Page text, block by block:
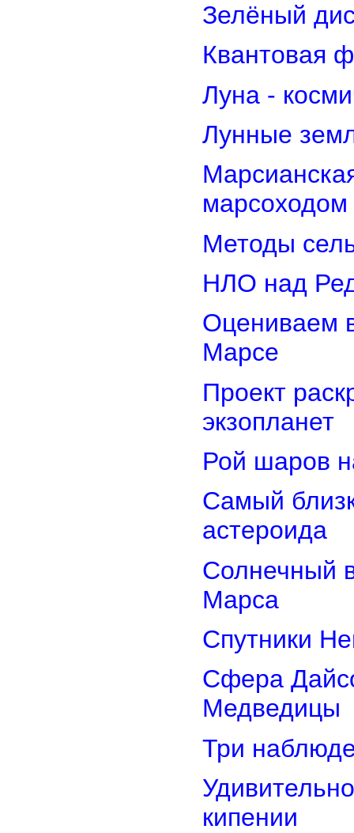
Зелёный
Квантовая
Луна -
Лунные
марсоходом
Методы
НЛО над
Оцениваем
Марсе
Проект
экзопланет
Рой шаров
Самый
астероида
Солнечный
Марса
Спутники
Сфера
Медведицы
Три
кипении